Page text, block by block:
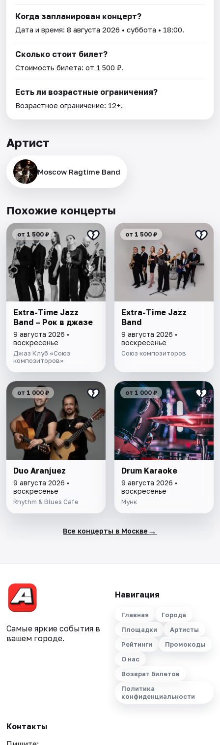
Когда запланирован концерт?
Дата и время:8 августа 2026 • суббота • 18:00.
Сколько стоит билет?
Стоимость билета: от 1 500 ₽.
Есть ли возрастные ограничения?
Возрастное ограничение: 12+.
Артист
Moscow Ragtime Band
Похожие концерты
от 1 500 ₽
Extra-Time Jazz
Band – Рок в джазе
9 августа 2026 •
воскресенье
Джаз Клуб «Союз
композиторов»
от 1 500 ₽
Extra-Time Jazz
Band
9 августа 2026 •
воскресенье
Союз композиторов
от 1 000 ₽
Duo Aranjuez
9 августа 2026 •
воскресенье
Rhythm & Blues Cafe
от 1 000 ₽
Drum Karaoke
9 августа 2026 •
воскресенье
Мунк
Все концерты в Москве →
Самые яркие события в
вашем городе.
Навигация
Главная
Города
Площадки
Артисты
Рейтинги
Промокоды
О нас
Возврат билетов
Политика
конфиденциальности
Контакты